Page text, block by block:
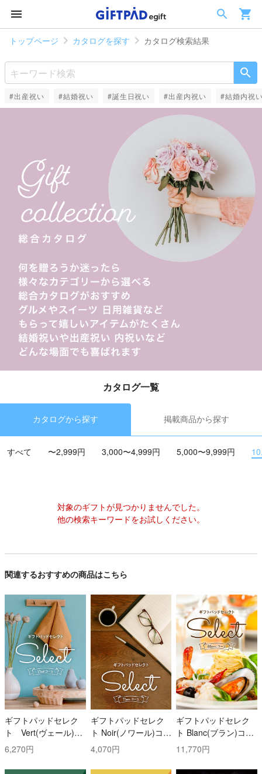
トップページ カタログを探す カタログ検索結果
#出産祝い #結婚祝い #誕生日祝い #出産内祝い #結婚内祝
カタログ一覧
カタログから探す 掲載商品から探す
すべて 〜2,999円 3,000〜4,999円 5,000〜9,999円
対象のギフトが見つかりませんでした。
他の検索キーワードをお試しください。
関連するおすすめの商品はこちら
ギフトパッドセレク
ト Vert(ヴェール)コ
ース
6,270円
ギフトパッドセレク
ト Noir(ノワール)コー
ス
4,070円
ギフトパッドセレク
ト Blanc(ブラン)コー
ス
11,770円